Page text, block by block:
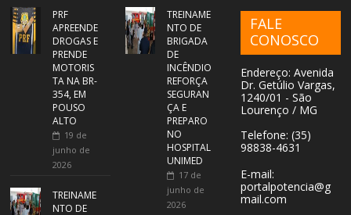
PRF
APREENDE
DROGAS E
PRENDE
MOTORIS
TA NA BR-
354, EM
POUSO
ALTO
19 de
junho de
2026
TREINAME
NTO DE
TREINAME
NTO DE
BRIGADA
DE
INCÊNDIO
REFORÇA
SEGURAN
ÇA E
PREPARO
NO
HOSPITAL
UNIMED
17 de
junho de
2026
FALE
CONOSCO
Endereço: Avenida
Dr. Getúlio Vargas,
1240/01 - São
Lourenço / MG
Telefone: (35)
98838-4631
E-mail:
portalpotencia@g
mail.com